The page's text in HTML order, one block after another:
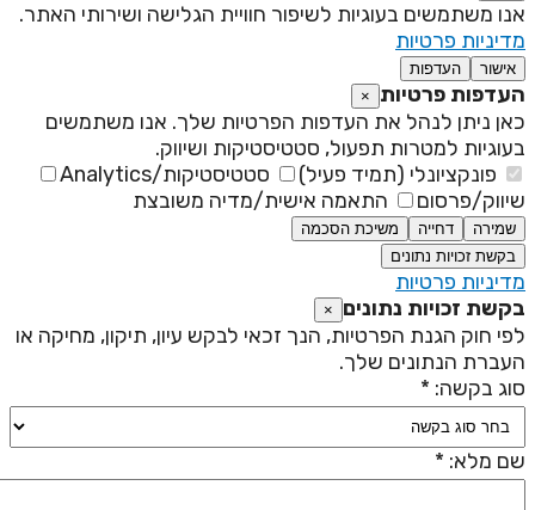
משתמשים בעוגיות לשיפור חוויית הגלישה ושירותי האתר.
פרטיות
אישור העדפות
פרטיות ×
ניתן לנהל את העדפות הפרטיות שלך. אנו משתמשים
למטרות תפעול, סטטיסטיקות ושיווק.
פונקציונלי (תמיד פעיל)
סטטיסטיקות/Analytics
פרסום
התאמה אישית/מדיה משובצת
שמירה דחייה
משיכת הסכמה
בקשת זכויות נתונים
פרטיות
זכויות נתונים ×
חוק הגנת הפרטיות, הנך זכאי לבקש עיון, תיקון, מחיקה או
הנתונים שלך.
בקשה: *
מלא: *